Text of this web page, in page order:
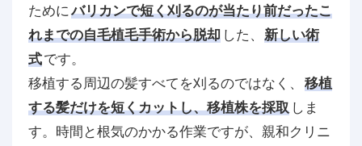
ためにバリカンで短く刈るのが当たり前だったこ
れまでの自毛植毛手術から脱却 した、 新しい術
式です。
移植する周辺の髪すべてを刈るのではなく、 移植
する髪だけを短くカットし、移植株を採取 しま
す。時間と根気のかかる作業ですが、親和クリニ